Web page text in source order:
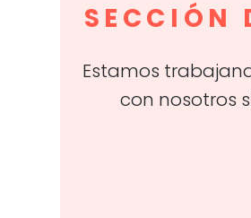
SECCIÓN
Estamos
con nosotros